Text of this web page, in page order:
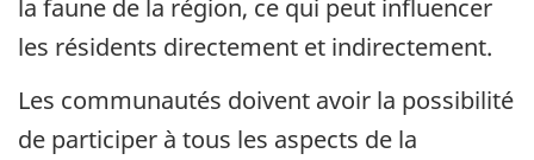
la faune de la région, ce qui peut influencer
les résidents directement et indirectement.
Les communautés doivent avoir la possibilité
de participer à tous les aspects de la